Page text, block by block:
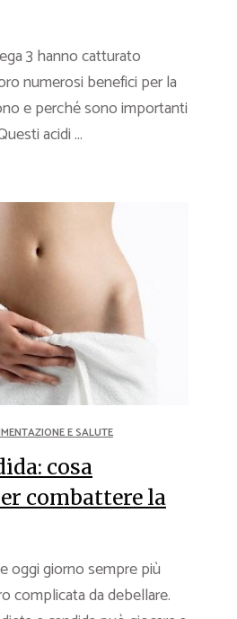
3 hanno catturato
numerosi benefici per la
e perché sono importanti
acidi ...
E SALUTE
cosa
combattere la
oggi giorno sempre più
complicata da debellare.